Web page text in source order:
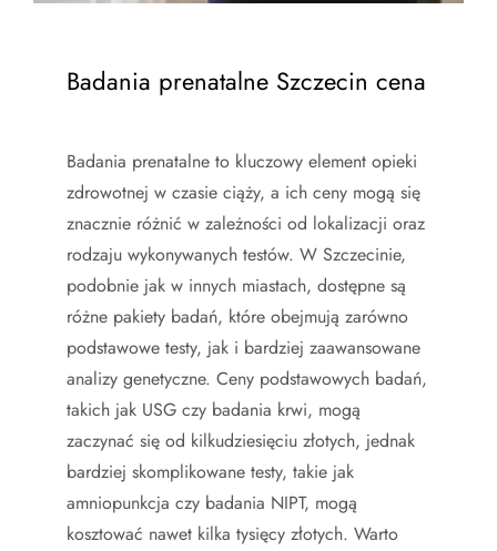
Badania prenatalne Szczecin cena
Badania prenatalne to kluczowy element opieki
zdrowotnej w czasie ciąży, a ich ceny mogą się
znacznie różnić w zależności od lokalizacji oraz
rodzaju wykonywanych testów. W Szczecinie,
podobnie jak w innych miastach, dostępne są
różne pakiety badań, które obejmują zarówno
podstawowe testy, jak i bardziej zaawansowane
analizy genetyczne. Ceny podstawowych badań,
takich jak USG czy badania krwi, mogą
zaczynać się od kilkudziesięciu złotych, jednak
bardziej skomplikowane testy, takie jak
amniopunkcja czy badania NIPT, mogą
kosztować nawet kilka tysięcy złotych. Warto